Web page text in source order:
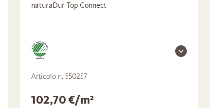
naturaDur Top Connect
Articolo n. 550257
102,70 €/m²